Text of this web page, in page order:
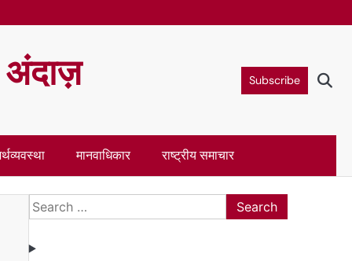
अंदाज़ Subscribe
मानवाधिकार राष्ट्रीय समाचार
Search
for: